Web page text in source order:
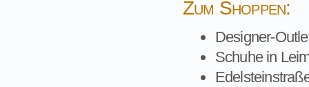
Zum Shoppen:
Designer-
Schuhe in